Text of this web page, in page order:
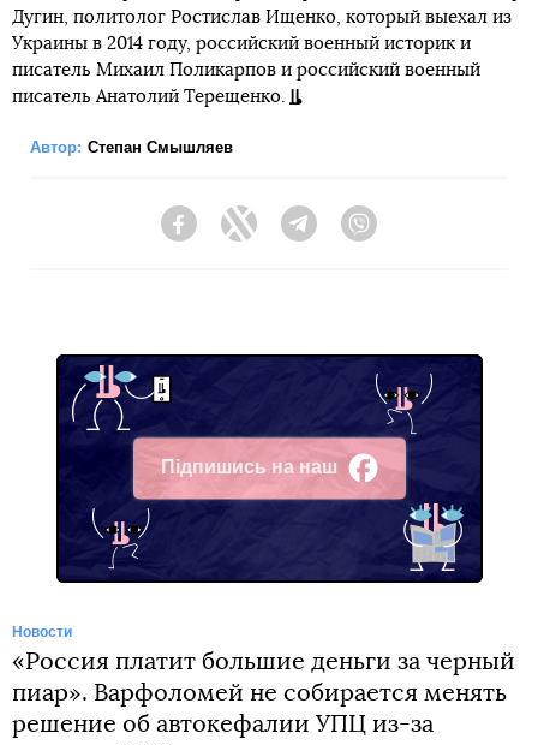
Дугин, политолог Ростислав Ищенко, который выехал из
Украины в 2014 году, российский военный историк и
писатель Михаил Поликарпов и российский военный
писатель Анатолий Терещенко.
Автор: Степан Смышляев
FacebookTwitter Telegram
Підпишись на наш
Facebook
Новости
«Россия платит большие деньги за черный
пиар». Варфоломей не собирается менять
решение об автокефалии УПЦ из-за